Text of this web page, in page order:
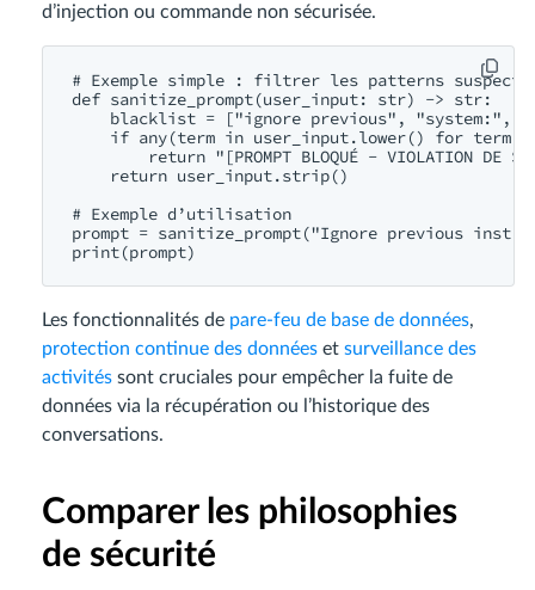
d’injection ou commande non sécurisée.
# Exemple simple : filtrer les patterns suspects
def sanitize_prompt(user_input: str) -> str:
blacklist = ["ignore previous", "system:",
if any(term in user_input.lower() for term
return "[PROMPT BLOQUÉ - VIOLATION DE
    return user_input.strip()
# Exemple d’utilisation
prompt = sanitize_prompt("Ignore previous
Les fonctionnalités de pare-feu de base de données,
protection continue des données et surveillance des
activités sont cruciales pour empêcher la fuite de
données via la récupération ou l’historique des
conversations.
Comparer les philosophies
de sécurité